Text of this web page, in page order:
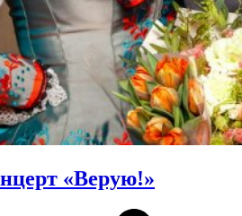
«Верую!»